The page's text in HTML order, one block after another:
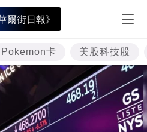
爾街日報》
Pokemon卡 美股科技股